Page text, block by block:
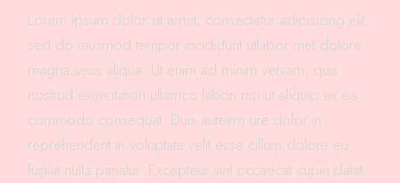
Lorem ipsum dolor sit amet, consectetur adipisicing elit,
sed do eiusmod tempor incididunt utlabor met dolore
magna sens aliqua. Ut enim ad minim veniam, quis
nostrud exercitation ullamco labori nisi ut aliquip ex ea
commodo consequat. Duis auteirm ure dolor in
reprehenderit in voluptate velit esse cillum dolore eu
fugiat nulla pariatur. Excepteur sint occaecat cupin datat